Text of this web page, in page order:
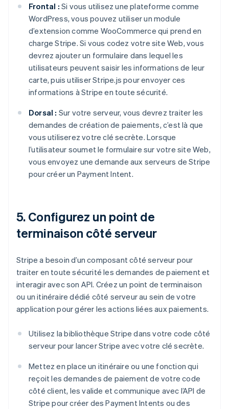
Frontal : Si vous utilisez une plateforme comme
WordPress, vous pouvez utiliser un module
d’extension comme WooCommerce qui prend en
charge Stripe. Si vous codez votre site Web, vous
devrez ajouter un formulaire dans lequel les
utilisateurs peuvent saisir les informations de leur
carte, puis utiliser Stripe.js pour envoyer ces
informations à Stripe en toute sécurité.
Dorsal : Sur votre serveur, vous devrez traiter les
demandes de création de paiements, c’est là que
vous utiliserez votre clé secrète. Lorsque
l’utilisateur soumet le formulaire sur votre site Web,
vous envoyez une demande aux serveurs de Stripe
pour créer un Payment Intent.
5. Configurez un point de
terminaison côté serveur
Stripe a besoin d’un composant côté serveur pour
traiter en toute sécurité les demandes de paiement et
interagir avec son API. Créez un point de terminaison
ou un itinéraire dédié côté serveur au sein de votre
application pour gérer les actions liées aux paiements.
Utilisez la bibliothèque Stripe dans votre code côté
serveur pour lancer Stripe avec votre clé secrète.
Mettez en place un itinéraire ou une fonction qui
reçoit les demandes de paiement de votre code
côté client, les valide et communique avec l’API de
Stripe pour créer des Payment Intents ou des